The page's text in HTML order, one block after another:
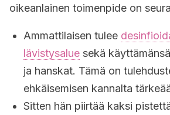
oikeanlainen toimenpide on
Ammattilaisen tulee
lävistysalue sekä
ja hanskat. Tämä on
ehkäisemisen kannalta
Sitten hän piirtää kaksi